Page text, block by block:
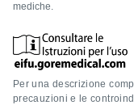
mediche.
Per una descrizione
precauzioni e le